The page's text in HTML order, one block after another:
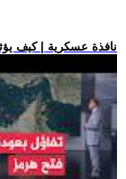
.. نافذة عسكرية | كيف